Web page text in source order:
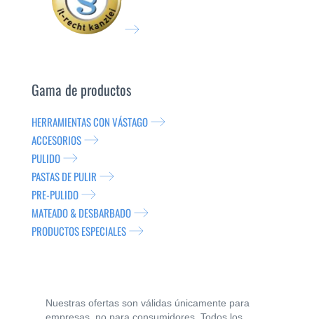
Gama de productos
HERRAMIENTAS CON VÁSTAGO
ACCESORIOS
PULIDO
PASTAS DE PULIR
PRE-PULIDO
MATEADO & DESBARBADO
PRODUCTOS ESPECIALES
Nuestras ofertas son válidas únicamente para